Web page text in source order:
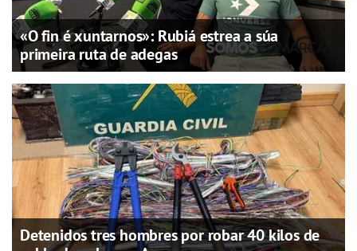
«O fin é xuntarnos»: Rubiá estrea a súa
primeira ruta de adegas
Detenidos tres hombres por robar 40 kilos de